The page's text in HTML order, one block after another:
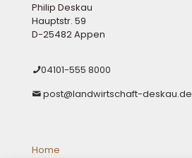
Philip Deskau
Hauptstr. 59
D-25482 Appen
04101-555 8000
post@landwirtschaft-deskau.de
Home